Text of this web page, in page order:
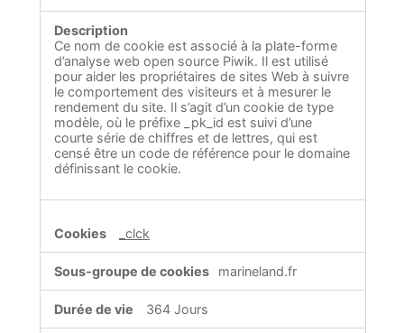
Ce nom de cookie est associé à la plate-forme
d’analyse web open source Piwik. Il est utilisé
pour aider les propriétaires de sites Web à suivre
le comportement des visiteurs et à mesurer le
rendement du site. Il s’agit d’un cookie de type
modèle, où le préfixe _pk_id est suivi d’une
courte série de chiffres et de lettres, qui est
censé être un code de référence pour le domaine
définissant le cookie.
_clck
marineland.fr
364 Jours